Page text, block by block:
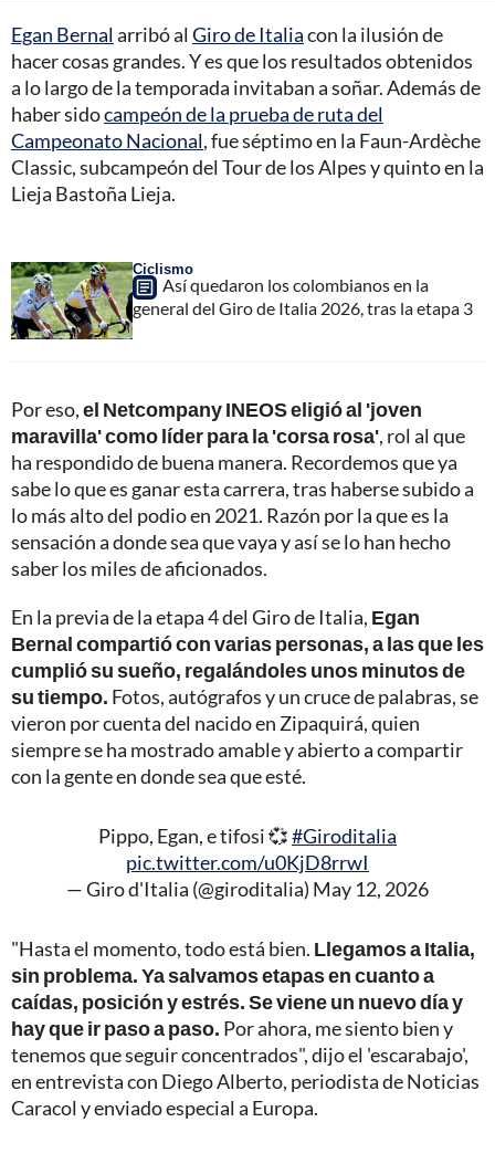
Egan Bernalarribó al Giro de Italiacon la ilusión de
hacer cosas grandes. Y es que los resultados obtenidos
a lo largo de la temporada invitaban a soñar. Además de
haber sidocampeón de la prueba de ruta del
Campeonato Nacional, fue séptimo en la Faun-Ardèche
Classic, subcampeón del Tour de los Alpes y quinto en la
Lieja Bastoña Lieja.
Ciclismo
Así quedaron los colombianos en la
general del Giro de Italia 2026, tras la etapa 3
Por eso,el Netcompany INEOS eligió al 'joven
maravilla' como líder para la 'corsa rosa', rol al que
ha respondido de buena manera. Recordemos que ya
sabe lo que es ganar esta carrera, tras haberse subido a
lo más alto del podio en 2021. Razón por la que es la
sensación a donde sea que vaya y así se lo han hecho
saber los miles de aficionados.
En la previa de la etapa 4 del Giro de Italia, Egan
Bernal compartió con varias personas, a las que les
cumplió su sueño, regalándoles unos minutos de
su tiempo. Fotos, autógrafos y un cruce de palabras, se
vieron por cuenta del nacido en Zipaquirá, quien
siempre se ha mostrado amable y abierto a compartir
con la gente en donde sea que esté.
Pippo, Egan, e tifosi 💞#Giroditalia
pic.twitter.com/u0KjD8rrwI
— Giro d'Italia (@giroditalia) May 12, 2026
"Hasta el momento, todo está bien. Llegamos a Italia,
sin problema. Ya salvamos etapas en cuanto a
caídas, posición y estrés. Se viene un nuevo día y
hay que ir paso a paso. Por ahora, me siento bien y
tenemos que seguir concentrados", dijo el 'escarabajo',
en entrevista con Diego Alberto, periodista de Noticias
Caracol y enviado especial a Europa.